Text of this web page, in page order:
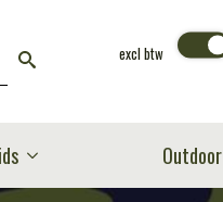
excl btw
Outdoor